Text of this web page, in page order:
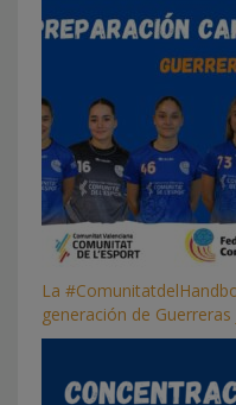
La
generación de